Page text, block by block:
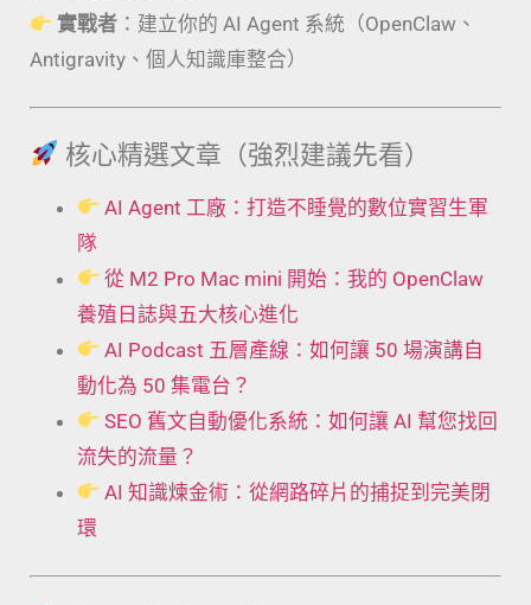
實戰者 ：建立你的 AI Agent 系統（OpenClaw、
Antigravity、個人知識庫整合）
核心精選文章（強烈建議先看）
AI Agent 工廠：打造不睡覺的數位實習生軍
隊
從 M2 Pro Mac mini 開始：我的 OpenClaw
養殖日誌與五大核心進化
AI Podcast 五層產線：如何讓 50 場演講自
動化為 50 集電台？
SEO 舊文自動優化系統：如何讓 AI 幫您找回
流失的流量？
AI 知識煉金術：從網路碎片的捕捉到完美閉
環